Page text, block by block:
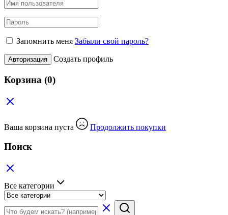
Запомнить меня Забыли свой пароль?
Авторизация Создать профиль
Корзина (0)
Ваша корзина пуста Продолжить покупки
Поиск
Все категории